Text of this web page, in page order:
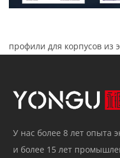
профили для корпусов из
У нас более 8 лет опыта
и более 15 лет